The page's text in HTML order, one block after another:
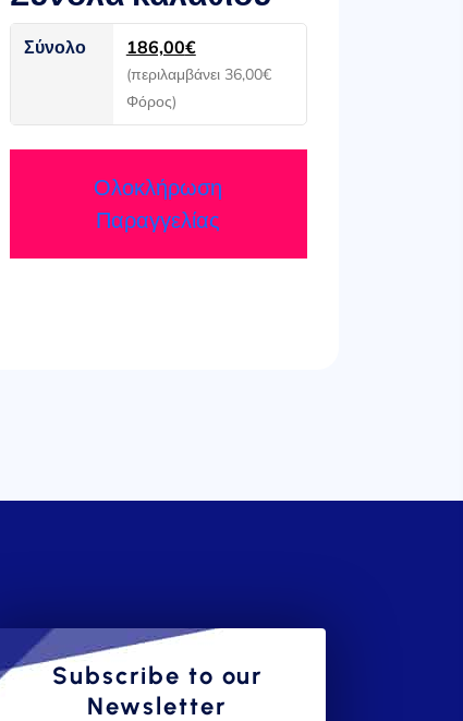
Σύνολο 186,00€
(περιλαμβάνει 36,00€
Φόρος)
Ολοκλήρωση
Παραγγελίας
Subscribe to our
Newsletter